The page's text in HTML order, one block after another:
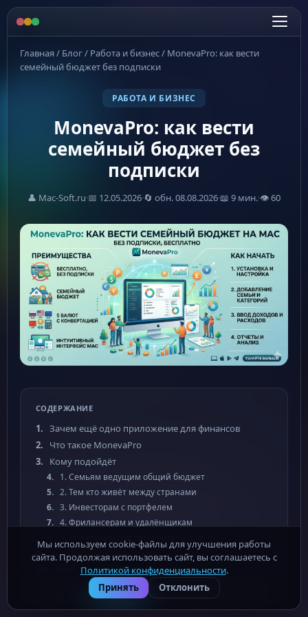
Главная/ Блог/ Работа и бизнес/ MonevaPro: как вести
семейный бюджет без подписки
РАБОТА И БИЗНЕС
MonevaPro: как вести
семейный бюджет без
подписки
👤 Mac-Soft.ru·📅 12.05.2026·🔄 обн. 08.08.2026·📖 9 мин.·👁 60
СОДЕРЖАНИЕ
Зачем ещё одно приложение для финансов
Что такое MonevaPro
Кому подойдёт
1. Семьям ведущим общий бюджет
2. Тем кто живёт между странами
3. Инвесторам с портфелем
4. Фрилансерам и удалёнщикам
Ключевые возможности
Реальный сценарий: закрытие месяца
Плюсы и минусы
Mac-Soft.ru - бесплатные программы для macOS ·
конфиденциальности
· Роскомнадзор (ОПД): № 32-26-014202
Мы используем cookie-файлы для улучшения работы
сайта. Продолжая использовать сайт, вы соглашаетесь с
Политикой конфиденциальности.
Принять
Отклонить